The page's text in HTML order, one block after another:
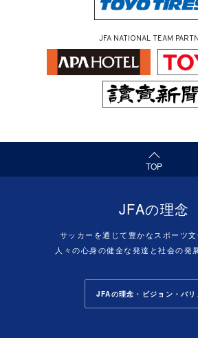
JFA NATIONAL TEAM
TOP
（ページの先頭へ）
JFAの理念
サッカーを通じて豊かなスポーツ文
人々の心身の健全な発達と社会の発
JFAの理念・ビジョン・バリ